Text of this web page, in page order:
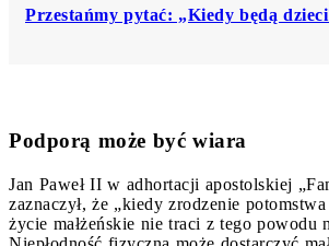
Przestańmy pytać: „Kiedy będą
Podporą może być wiara
Jan Paweł II w adhortacji apostolskiej
zaznaczył, że „kiedy zrodzenie
życie małżeńskie nie traci z tego powodu